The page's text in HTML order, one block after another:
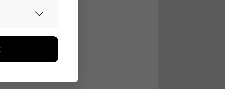
kerätään
Emme